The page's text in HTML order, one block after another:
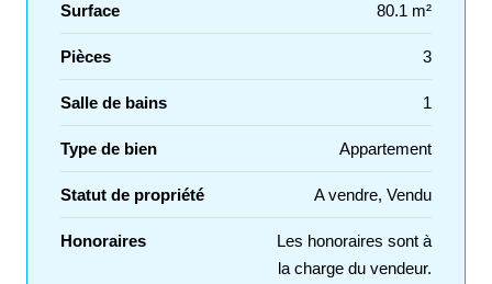
Surface 80.1 m²
Pièces 3
Salle de bains 1
Type de bien Appartement
Statut de propriété A vendre, Vendu
Honoraires
Les honoraires sont à
la charge du vendeur.